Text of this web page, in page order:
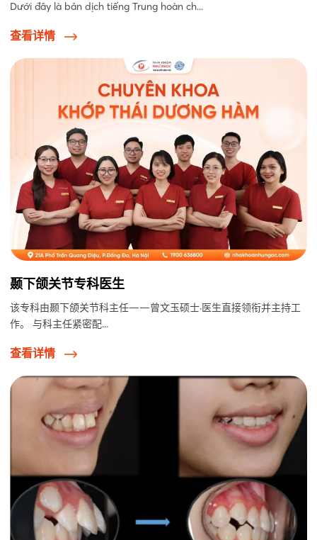
Dưới đây là bản dịch tiếng Trung hoàn ch...
查看详情
颞下颌关节专科医生
该专科由颞下颌关节科主任——曾文玉硕士·医生直接领衔并主持工
作。 与科主任紧密配...
查看详情